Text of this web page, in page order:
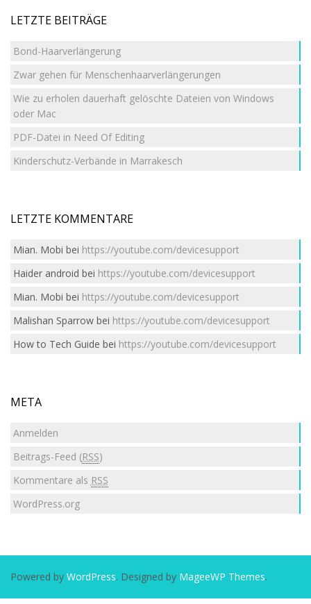
LETZTE BEITRÄGE
Bond-Haarverlängerung
Zwar gehen für Menschenhaarverlängerungen
Wie zu erholen dauerhaft gelöschte Dateien von Windows
oder Mac
PDF-Datei in Need Of Editing
Kinderschutz-Verbände in Marrakesch
LETZTE KOMMENTARE
Mian. Mobi bei https://youtube.com/devicesupport
Haider android bei https://youtube.com/devicesupport
Mian. Mobi bei https://youtube.com/devicesupport
Malishan Sparrowbei https://youtube.com/devicesupport
How to Tech Guide bei https://youtube.com/devicesupport
META
Anmelden
Beitrags-Feed (RSS)
Kommentare als RSS
WordPress.org
Powered by WordPress. Designed by MageeWP Themes.